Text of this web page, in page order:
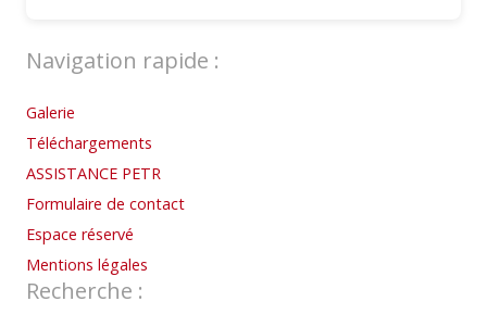
Navigation rapide :
Galerie
Téléchargements
ASSISTANCE PETR
Formulaire de contact
Espace réservé
Mentions légales
Recherche :